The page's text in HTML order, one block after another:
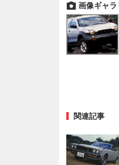
画像ギャラ
関連記事